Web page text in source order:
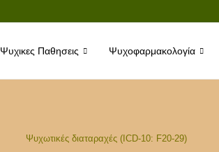
Ψυχικες Παθησεις Ψυχοφαρμακολογία
Ψυχωτικές διαταραχές (ICD-10: F20-29)